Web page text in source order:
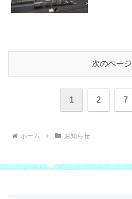
次のページ
1 2 7
ホーム お知らせ